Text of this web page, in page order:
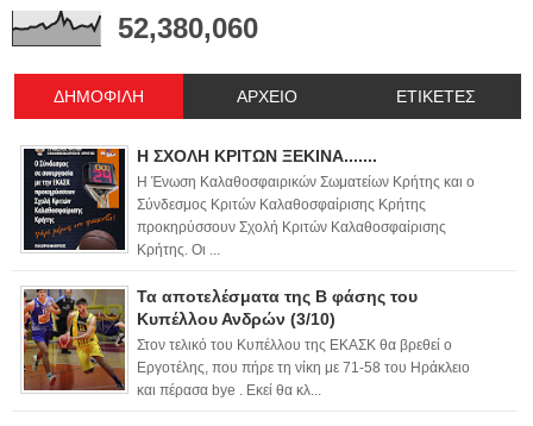
52,380,060
ΔΗΜΟΦΙΛΗ ΑΡΧΕΙΟ ΕΤΙΚΕΤΕΣ
Η ΣΧΟΛΗ ΚΡΙΤΩΝ ΞΕΚΙΝΑ.......
Η Ένωση Καλαθοσφαιρικών Σωματείων Κρήτης και ο
Σύνδεσμος Κριτών Καλαθοσφαίρισης Κρήτης
προκηρύσσουν Σχολή Κριτών Καλαθοσφαίρισης
Κρήτης. Οι ...
Τα αποτελέσματα της Β φάσης του
Κυπέλλου Ανδρών (3/10)
Στον τελικό του Κυπέλλου της ΕΚΑΣΚ θα βρεθεί ο
Εργοτέλης, που πήρε τη νίκη με 71-58 του Ηράκλειο
και πέρασα bye . Εκεί θα κλ...